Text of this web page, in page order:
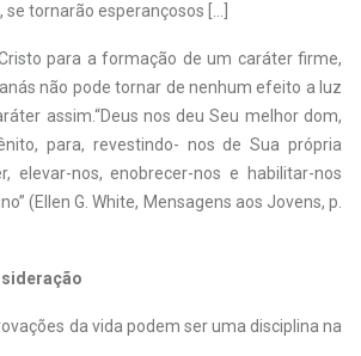
tornarão esperançosos [...]
para a formação de um caráter firme,
não pode tornar de nenhum efeito a luz
assim.“Deus nos deu Seu melhor dom,
para, revestindo- nos de Sua própria
elevar-nos, enobrecer-nos e habilitar-nos
(Ellen G. White, Mensagens aos Jovens, p.
da vida podem ser uma disciplina na